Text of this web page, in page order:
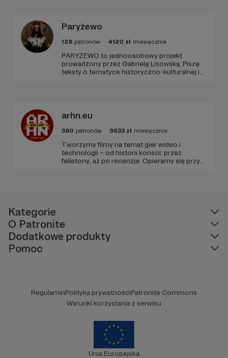
Paryżewo
128 patronów 4120 zł miesięcznie
PARYŻEWO to jednoosobowy projekt
prowadzony przez Gabrielę Lisowską. Piszę
teksty o tematyce historyczno-kulturalnej i
arhn.eu
380 patronów 9533 zł miesięcznie
Tworzymy filmy na temat gier wideo i
technologii – od historii konsol, przez
felietony, aż po recenzje. Opieramy się przy
Kategorie
O Patronite
Dodatkowe produkty
Pomoc
RegulaminPolityka prywatnościPatronite Commons
Warunki korzystania z serwisu
Unia Europejska